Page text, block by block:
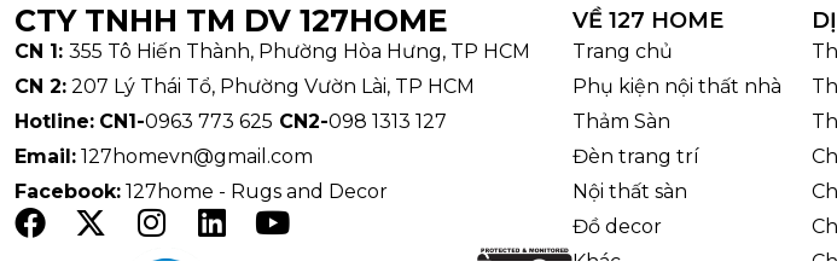
CTY TNHH TM DV 127HOME
CN 1: 355 Tô Hiến Thành, Phường Hòa Hưng, TP HCM
CN 2: 207 Lý Thái Tổ, Phường Vườn Lài, TP HCM
Hotline: CN1-0963 773 625 CN2-098 1313 127
Email: 127homevn@gmail.com
Facebook: 127home - Rugs and Decor
VỀ 127 HOME
Trang chủ
Phụ kiện nội thất nhà
Thảm Sàn
Đèn trang trí
Nội thất sàn
Đồ decor
Khác